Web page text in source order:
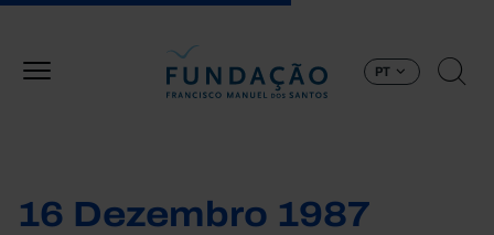
PT
16 Dezembro 1987